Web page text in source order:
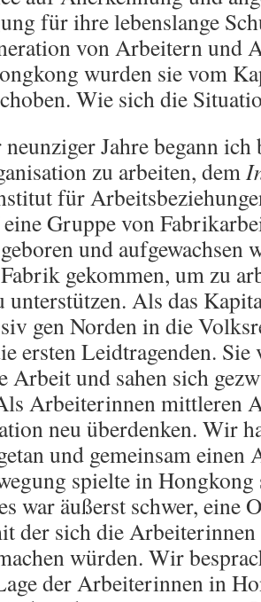
für ihre lebenslange
von Arbeitern und
wurden sie vom
Wie sich die
Jahre begann ich
zu arbeiten, dem
für
Gruppe von
und aufgewachsen
gekommen, um zu
unterstützen. Als das
gen Norden in die
ersten Leidtragenden.
Arbeit und sahen sich
Arbeiterinnen mittleren
neu überdenken. Wir
und gemeinsam einen
spielte in Hongkong
war äußerst schwer, eine
der sich die
würden. Wir
der Arbeiterinnen in